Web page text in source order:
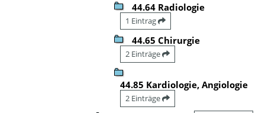
44.64 Radiologie
1 Eintrag
44.65 Chirurgie
2 Einträge
44.85 Kardiologie, Angiologie
2 Einträge